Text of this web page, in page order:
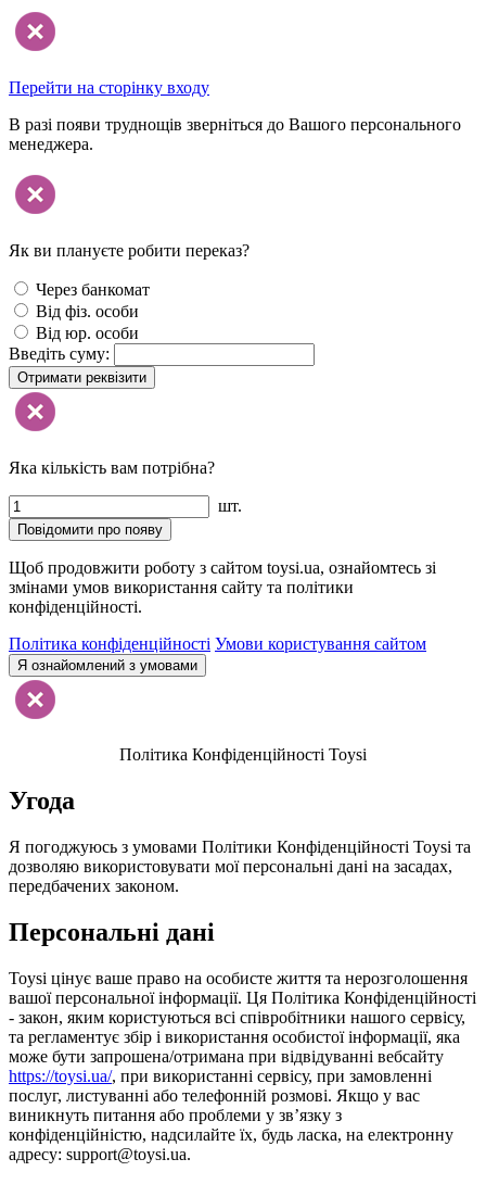
Перейти на сторінку входу
В разі появи труднощів зверніться до Вашого персонального
менеджера.
Як ви плануєте робити переказ?
Через банкомат
Від фіз. особи
Від юр. особи
Введіть суму:
Отримати реквізити
Яка кількість вам потрібна?
шт.
Повідомити про появу
Щоб продовжити роботу з сайтом toysi.ua, ознайомтесь зі
змінами умов використання сайту та політики
конфіденційності.
Політика конфіденційності Умови користування сайтом
Я ознайомлений з умовами
Політика Конфіденційності Toysi
Угода
Я погоджуюсь з умовами Політики Конфіденційності Toysi та
дозволяю використовувати мої персональні дані на засадах,
передбачених законом.
Персональні дані
Toysi цінує ваше право на особисте життя та нерозголошення
вашої персональної інформації. Ця Політика Конфіденційності
- закон, яким користуються всі співробітники нашого сервісу,
та регламентує збір і використання особистої інформації, яка
може бути запрошена/отримана при відвідуванні вебсайту
https://toysi.ua/, при використанні сервісу, при замовленні
послуг, листуванні або телефонній розмові. Якщо у вас
виникнуть питання або проблеми у зв’язку з
конфіденційністю, надсилайте їх, будь ласка, на електронну
адресу: support@toysi.ua.